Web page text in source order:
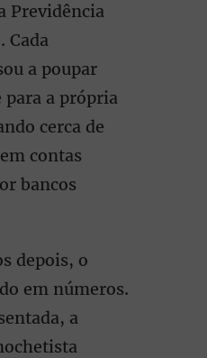
Previdência
Cada
a poupar
a própria
cerca de
contas
bancos
depois, o
em números.
a